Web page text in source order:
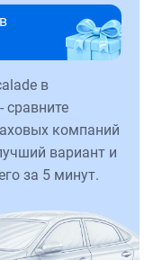
в
сравните
компаний
вариант и
за 5 минут.